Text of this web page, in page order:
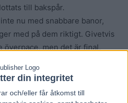
din integritet
och/eller får åtkomst till
till bakspår.
nu med snabbare banor,
med på dem riktigt. Givetvis
överpace, men det är final,